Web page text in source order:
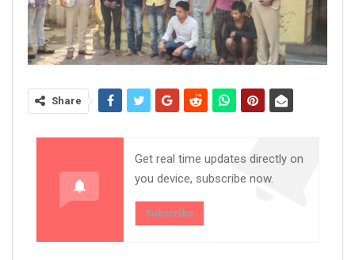
Share
Get real time updates directly on
you device, subscribe now.
Subscribe